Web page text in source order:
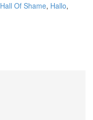
Hall Of Shame, Hallo,